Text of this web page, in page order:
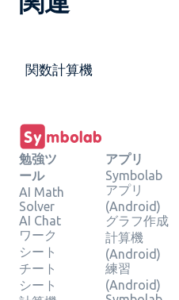
関数計算機
勉強ツ
ール
AI Math
Solver
AI Chat
ワーク
シート
チート
シート
アプリ
Symbolab
アプリ
(Android)
グラフ作成
計算機
(Android)
練習
(Android)